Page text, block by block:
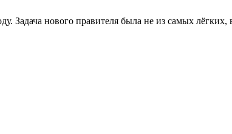
Задача нового правителя была не из самых